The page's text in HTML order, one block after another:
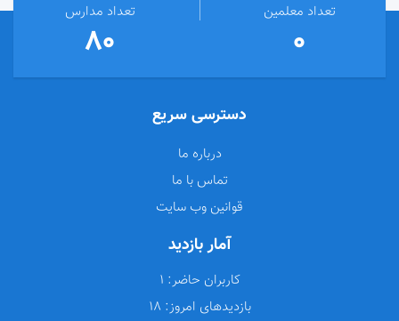
تعداد معلمین
0
تعداد مدارس
80
دسترسی سریع
درباره ما
تماس با ما
قوانین وب سایت
آمار بازدید
کاربران حاضر:
بازدیدهای امروز: 18